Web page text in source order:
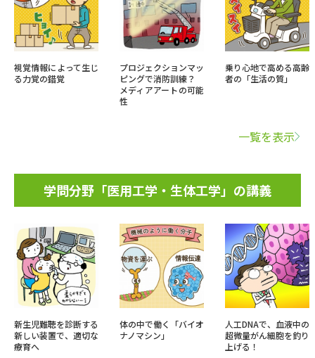
視覚情報によって生じ
る力覚の錯覚
プロジェクションマッ
ピングで消防訓練？
メディアアートの可能
性
乗り心地で高める高齢
者の「生活の質」
一覧を表示
学問分野「医用工学・生体工学」の講義
新生児難聴を診断する
新しい装置で、適切な
療育へ
体の中で働く「バイオ
ナノマシン」
人工DNAで、血液中の
超微量がん細胞を釣り
上げる！